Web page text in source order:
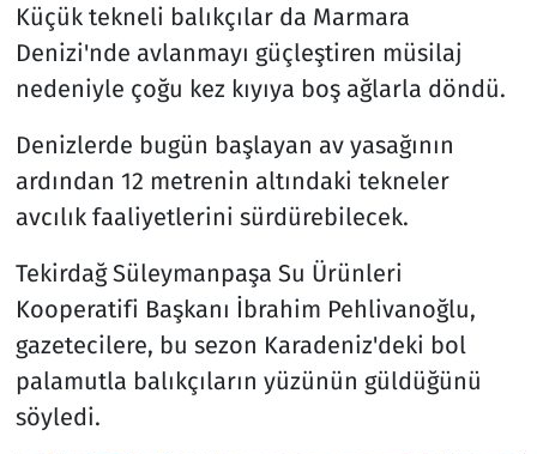
Küçük tekneli balıkçılar da Marmara
Denizi'nde avlanmayı güçleştiren müsilaj
nedeniyle çoğu kez kıyıya boş ağlarla döndü.
Denizlerde bugün başlayan av yasağının
ardından 12 metrenin altındaki tekneler
avcılık faaliyetlerini sürdürebilecek.
Tekirdağ Süleymanpaşa Su Ürünleri
Kooperatifi Başkanı İbrahim Pehlivanoğlu,
gazetecilere, bu sezon Karadeniz'deki bol
palamutla balıkçıların yüzünün güldüğünü
söyledi.